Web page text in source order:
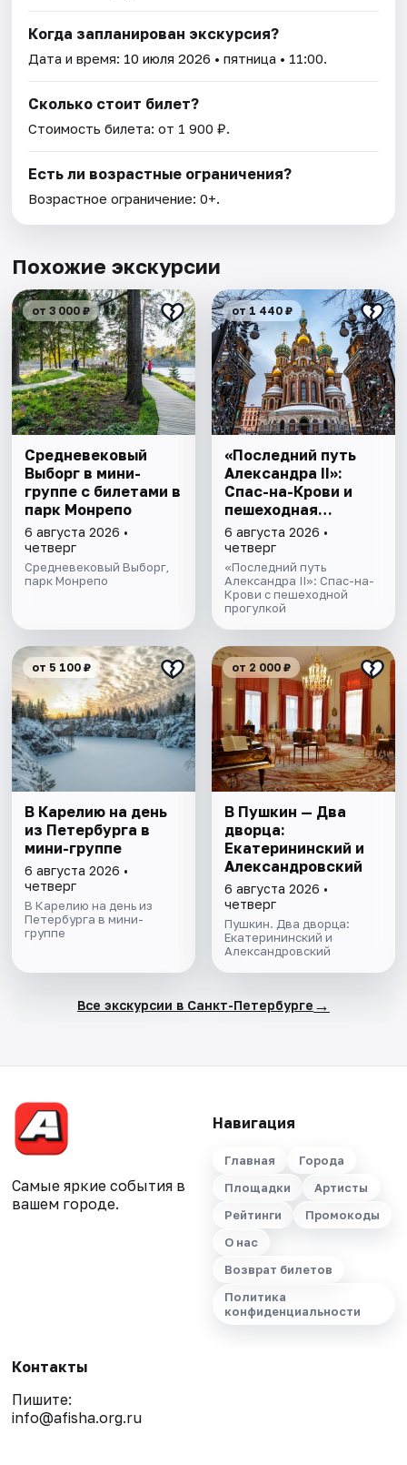
Когда запланирован экскурсия?
Дата и время: 10 июля 2026 • пятница • 11:00.
Сколько стоит билет?
Стоимость билета: от 1 900 ₽.
Есть ли возрастные ограничения?
Возрастное ограничение: 0+.
Похожие экскурсии
от 3 000 ₽
Cредневековый
Выборг в мини-
группе c билетами в
парк Монрепо
6 августа 2026 •
четверг
Средневековый Выборг,
парк Монрепо
от 1 440 ₽
«Последний путь
Александра II»:
Спас-на-Крови и
пешеходная
прогулка
6 августа 2026 •
четверг
«Последний путь
Александра II»: Спас-на-
Крови с пешеходной
прогулкой
от 5 100 ₽
В Карелию на день
из Петербурга в
мини-группе
6 августа 2026 •
четверг
В Карелию на день из
Петербурга в мини-
группе
от 2 000 ₽
В Пушкин — Два
дворца:
Екатерининский и
Александровский
6 августа 2026 •
четверг
Пушкин. Два дворца:
Екатерининский и
Александровский
Все экскурсии в Санкт-Петербурге →
Самые яркие события в
вашем городе.
Навигация
Главная
Города
Площадки
Артисты
Рейтинги
Промокоды
О нас
Возврат билетов
Политика
конфиденциальности
Контакты
Пишите:
info@afisha.org.ru